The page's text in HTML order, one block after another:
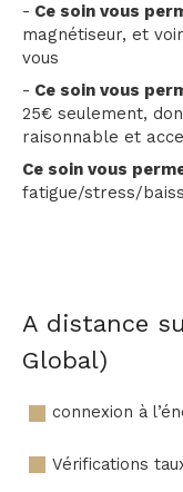
- Ce soin vous
magnétiseur, et
vous
- Ce soin vous
25€ seulement,
raisonnable et
Ce soin vous
fatigue/stress/
A distance
Global)
connexion à
Vérifications